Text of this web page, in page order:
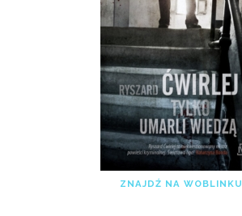
ZNAJDŹ NA WOBLINKU